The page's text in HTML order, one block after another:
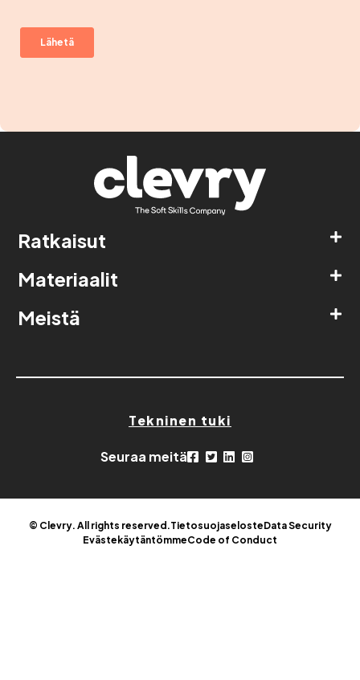
Ratkaisut
Materiaalit
Meistä
Tekninen tuki
Seuraa meitä
© Clevry. All rights reserved.TietosuojaselosteData Security
EvästekäytäntömmeCode of Conduct